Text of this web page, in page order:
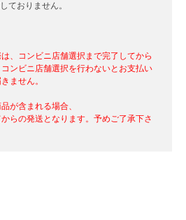
ておりません。
、コンビニ店舗選択まで完了してから
ンビニ店舗選択を行わないとお支払い
ません。
が含まれる場合、
らの発送となります。予めご了承下さ